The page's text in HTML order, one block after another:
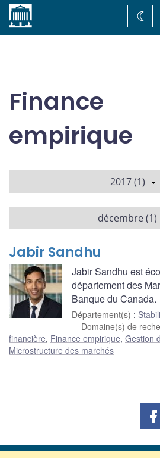
Accueil
de
Finance
empirique
2017 (1)
décembre (1)
Jabir Sandhu
Jabir Sandhu est
département des
Banque du Canada.
Département(s) :
Domaine(s) de
financière, Finance empirique, Gestion
Microstructure des marchés